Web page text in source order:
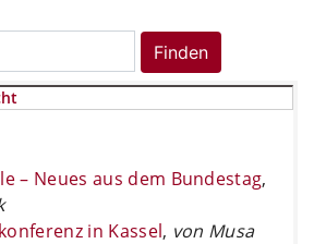
Finden
– Neues aus dem Bundestag,
in Kassel, von Musa